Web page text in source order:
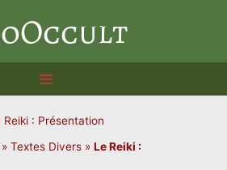
Reiki : Présentation
» Textes Divers » Le Reiki :